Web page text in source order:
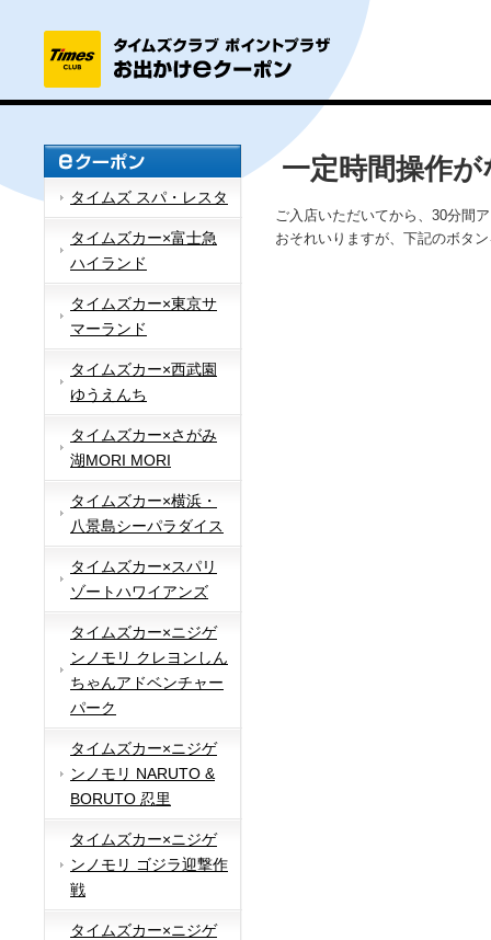
タイムズ スパ・レスタ
タイムズカー×富士急
ハイランド
タイムズカー×東京サ
マーランド
タイムズカー×西武園
ゆうえんち
タイムズカー×さがみ
湖MORI MORI
タイムズカー×横浜・
八景島シーパラダイス
タイムズカー×スパリ
ゾートハワイアンズ
タイムズカー×ニジゲ
ンノモリ クレヨンしん
ちゃんアドベンチャー
パーク
タイムズカー×ニジゲ
ンノモリ NARUTO &
BORUTO 忍里
タイムズカー×ニジゲ
ンノモリ ゴジラ迎撃作
戦
タイムズカー×ニジゲ
一定時間操作
ご入店いただいてから、30分間
おそれいりますが、下記のボタ